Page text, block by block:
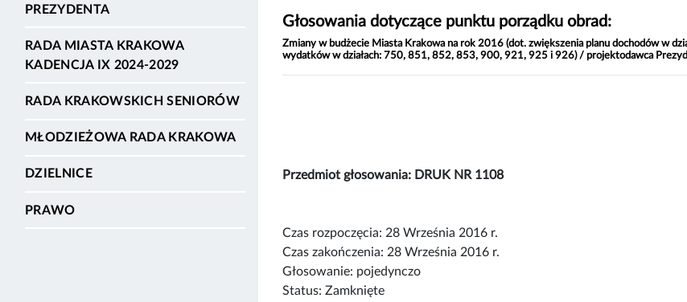
PREZYDENTA
RADA MIASTA KRAKOWA
KADENCJA IX 2024-2029
RADA KRAKOWSKICH SENIORÓW
MŁODZIEŻOWA RADA KRAKOWA
DZIELNICE
PRAWO
Głosowania dotyczące punktu porządku obrad:
Zmiany w budżecie Miasta Krakowa na rok 2016 (dot. zwiększenia planu dochodów w
wydatków w działach: 750, 851, 852, 853, 900, 921, 925 i 926) / projektodawca
Przedmiot głosowania: DRUK NR 1108
Czas rozpoczęcia: 28 Września 2016 r.
Czas zakończenia: 28 Września 2016 r.
Głosowanie: pojedynczo
Status: Zamknięte